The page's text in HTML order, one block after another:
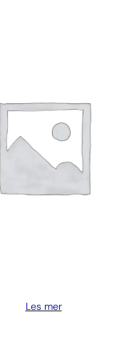
Les mer